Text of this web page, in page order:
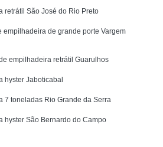
retrátil São José do Rio Preto
empilhadeira de grande porte Vargem
empilhadeira retrátil Guarulhos
hyster Jaboticabal
7 toneladas Rio Grande da Serra
hyster São Bernardo do Campo